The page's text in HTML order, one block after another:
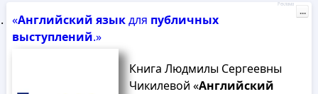
«Английский языкдля публичных
выступлений.»
Книга Людмилы Сергеевны
Чикилевой «Английский
Реклама
...